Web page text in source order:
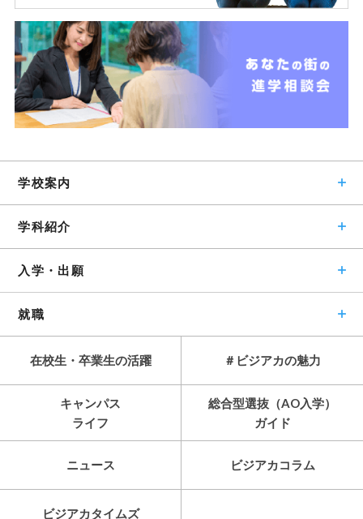
学校案内
学科紹介
入学・出願
就職
在校生・卒業生の活躍 ＃ビジアカの魅力
キャンパス
ライフ
総合型選抜（AO入学）
ガイド
ニュース ビジアカコラム
ビジアカタイムズ